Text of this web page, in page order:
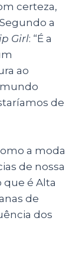
certeza,
a
Girl: “É a
ao
de
a moda
de nossa
que é Alta
de
dos